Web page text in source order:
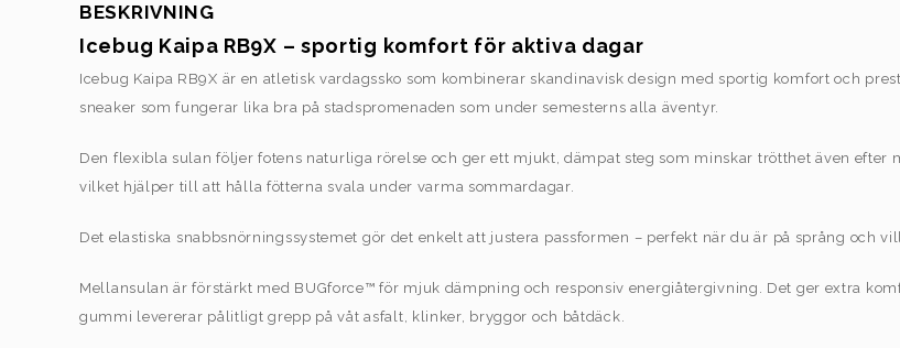
BESKRIVNING
Icebug Kaipa RB9X – sportig komfort för aktiva dagar
Icebug Kaipa RB9X är en atletisk vardagssko som kombinerar skandinavisk design med sportig komfort och
sneaker som fungerar lika bra på stadspromenaden som under semesterns alla äventyr.
Den flexibla sulan följer fotens naturliga rörelse och ger ett mjukt, dämpat steg som minskar trötthet även
vilket hjälper till att hålla fötterna svala under varma sommardagar.
Det elastiska snabbsnörningssystemet gör det enkelt att justera passformen – perfekt när du är på språng och
Mellansulan är förstärkt med BUGforce™ för mjuk dämpning och responsiv energiåtergivning. Det ger extra
gummi levererar pålitligt grepp på våt asfalt, klinker, bryggor och båtdäck.